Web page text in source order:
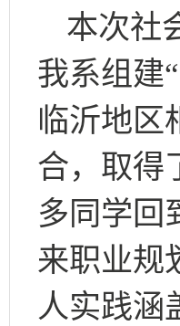
本次社
我系组建
临沂地区
合，取得
多同学回
来职业规
人实践涵